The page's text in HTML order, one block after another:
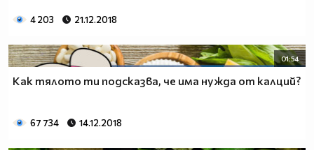
4 203 21.12.2018
01:54
Как тялото ти подсказва, че има нужда от калций?
67 734 14.12.2018